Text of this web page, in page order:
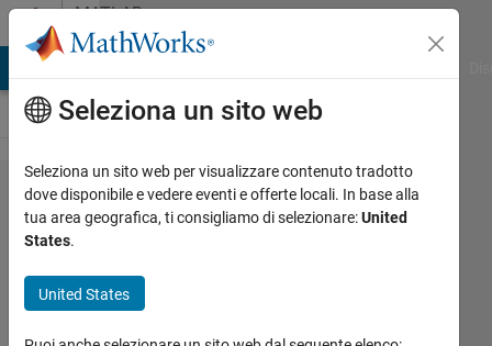
Vai al contenutoMATLAB
Answers
Automatically
loading the
Seleziona un sito web
Seleziona un sito web per visualizzare contenuto tradotto
dove disponibile e vedere eventi e offerte locali. In base alla
tua area geografica, ti consigliamo di selezionare:United
States.
United States